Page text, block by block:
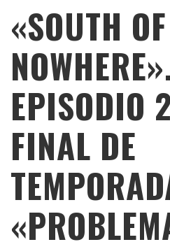
«SOUTH OF
EPISODIO
FINAL DE